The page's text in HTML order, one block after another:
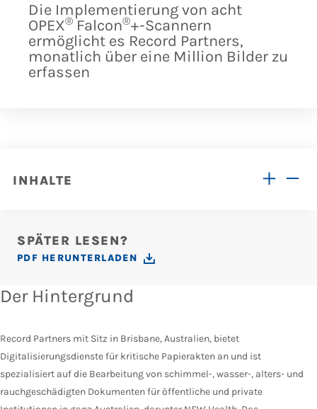
Die Implementierung von acht
OPEX® Falcon®+-Scannern
ermöglicht es Record Partners,
monatlich über eine Million Bilder zu
erfassen
INHALTE
SPÄTER LESEN?
PDF HERUNTERLADEN
Der Hintergrund
Record Partners mit Sitz in Brisbane, Australien, bietet
Digitalisierungsdienste für kritische Papierakten an und ist
spezialisiert auf die Bearbeitung von schimmel-, wasser-, alters- und
rauchgeschädigten Dokumenten für öffentliche und private